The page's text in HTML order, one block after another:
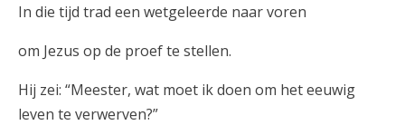
In die tijd trad een wetgeleerde naar voren
om Jezus op de proef te stellen.
Hij zei: “Meester, wat moet ik doen om het eeuwig
leven te verwerven?”